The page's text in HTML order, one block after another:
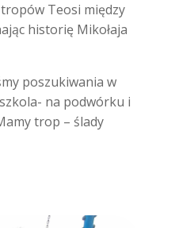
Teosi między
historię Mikołaja
poszukiwania w
na podwórku i
trop – ślady